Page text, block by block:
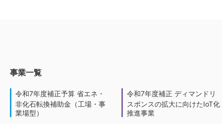
事業一覧
令和7年度補正予算 省エネ・
非化石転換補助金（工場・事
業場型）
令和7年度補正 ディマンドリ
スポンスの拡大に向けたIoT化
推進事業